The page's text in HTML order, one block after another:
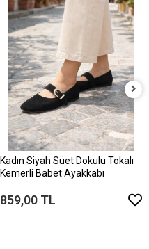
Kadın Siyah Süet Dokulu Tokalı
Kemerli Babet Ayakkabı
859,00 TL